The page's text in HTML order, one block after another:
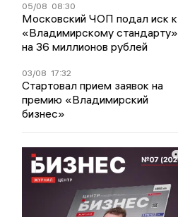
05/08 08:30
Московский ЧОП подал иск к
«Владимирскому стандарту»
на 36 миллионов рублей
03/08 17:32
Стартовал прием заявок на
премию «Владимирский
бизнес»